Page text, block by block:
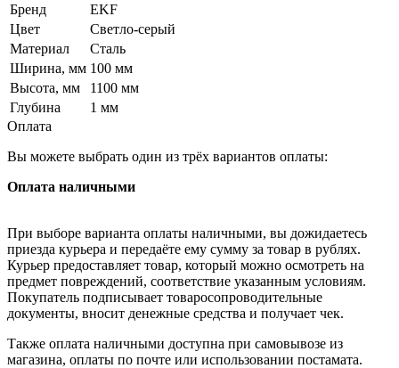
Бренд
EKF
Цвет
Светло-серый
Материал
Сталь
Ширина, мм 100 мм
Высота, мм
1100 мм
Глубина
1 мм
Оплата
Вы можете выбрать один из трёх вариантов оплаты:
Оплата наличными
При выборе варианта оплаты наличными, вы дожидаетесь
приезда курьера и передаёте ему сумму за товар в рублях.
Курьер предоставляет товар, который можно осмотреть на
предмет повреждений, соответствие указанным условиям.
Покупатель подписывает товаросопроводительные
документы, вносит денежные средства и получает чек.
Также оплата наличными доступна при самовывозе из
магазина, оплаты по почте или использовании постамата.